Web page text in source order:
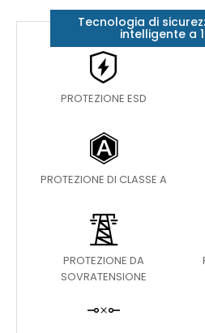
Tecnologia di
intelligente a
PROTEZIONE ESD
PROTEZIONE DI CLASSE A
PROTEZIONE DA
SOVRATENSIONE